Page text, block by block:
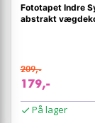
Fototapet Indre
abstrakt
209,-
179,-
På lager